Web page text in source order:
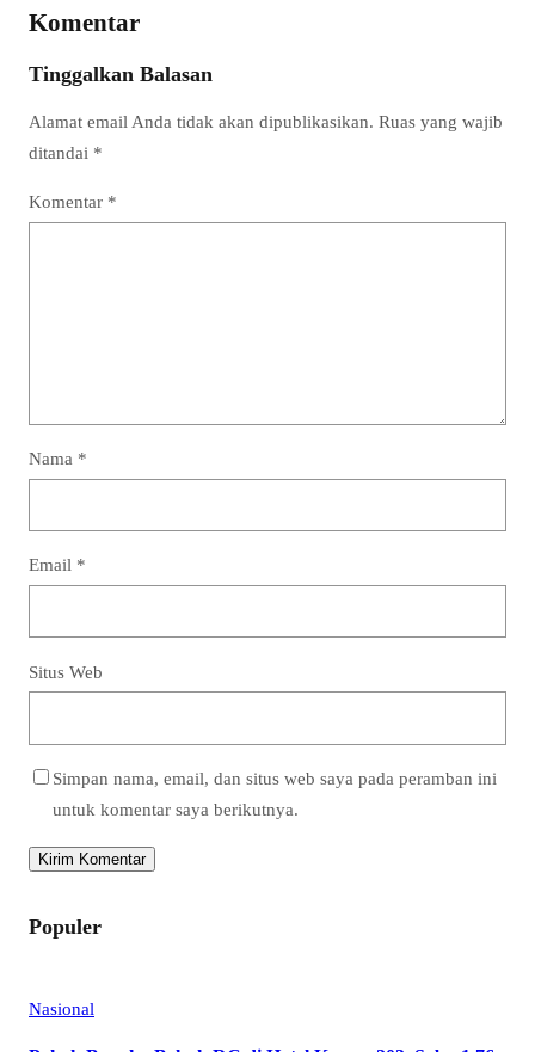
Komentar
Tinggalkan Balasan
Alamat email Anda tidak akan dipublikasikan. Ruas yang wajib
ditandai *
Komentar *
Nama *
Email *
Situs Web
Simpan nama, email, dan situs web saya pada peramban ini
untuk komentar saya berikutnya.
Populer
Nasional